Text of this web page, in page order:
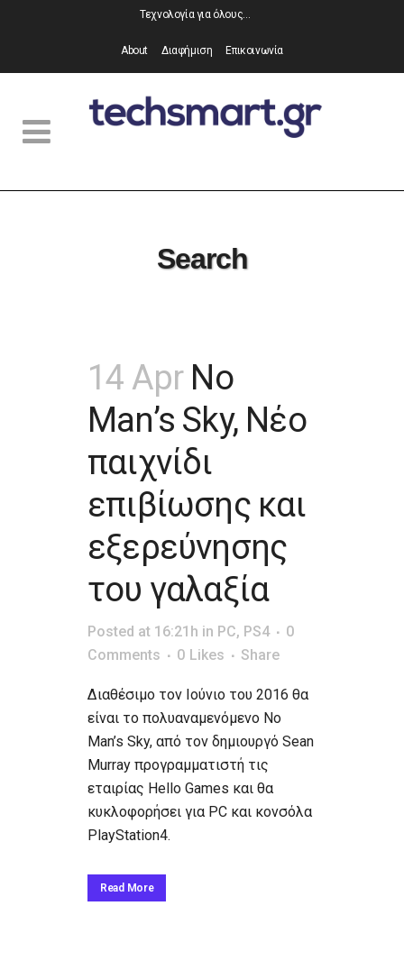
Τεχνολογία για όλους…
About Διαφήμιση Επικοινωνία
Search
14 Apr No
Man’s Sky, Νέο
παιχνίδι
επιβίωσης και
εξερεύνησης
του γαλαξία
Posted at 16:21h in PC, PS4
0
Comments
0 Likes Share
Διαθέσιμο τον Ιούνιο του 2016 θα
είναι το πολυαναμενόμενο Nο
Man’s Sky, από τον δημιουργό Sean
Murray προγραμματιστή τις
εταιρίας Hello Games και θα
κυκλοφορήσει για PC και κονσόλα
PlayStation4.
Read More